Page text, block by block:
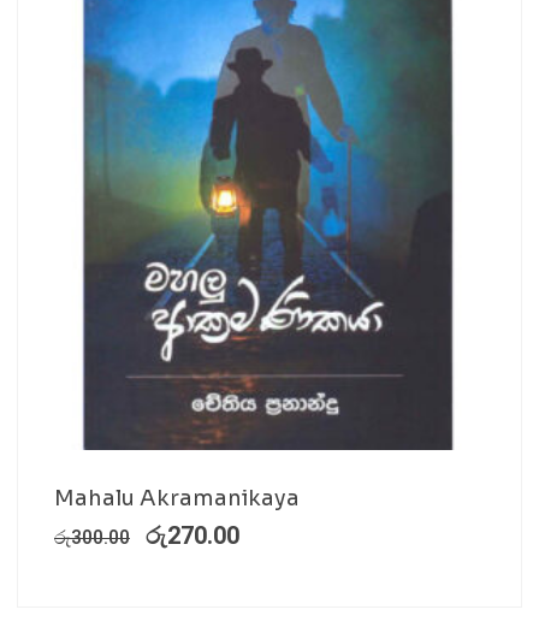
Mahalu Akramanikaya
රු300.00 රු270.00